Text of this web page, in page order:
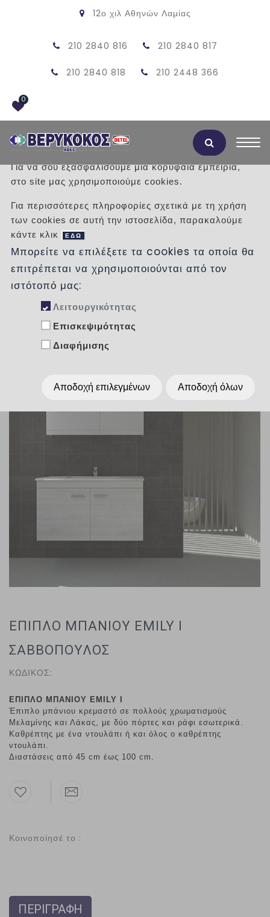
12ο χιλ Αθηνών Λαμίας
210 2840 816 210 2840 817
210 2840 818 210 2448 366
0
ΣΑΒΒΟΠΟΥΛΟΣ
/ Προϊόντα /
ΕΙΔΗ ΥΓΙΕΙΝΗΣ
ΕΠΙΠΛΑ ΜΠΑΝΙΟΥ
ΕΠΙΠΛΟ ΜΠΑΝΙΟΥ EMILY I
ΣΑΒΒΟΠΟΥΛΟΣ
ΚΩΔΙΚΟΣ:
ΕΠΙΠΛΟ ΜΠΑΝΙΟΥ EMILY I
Έπιπλο μπάνιου κρεμαστό σε πολλούς χρωματισμούς
Μελαμίνης και Λάκας, με δύο πόρτες και ράφι εσωτερικά.
Καθρέπτης με ένα ντουλάπι ή και όλος ο καθρέπτης
ντουλάπι.
Διαστάσεις από 45 cm έως 100 cm.
Κοινοποίησέ το :
ΠΕΡΙΓΡΑΦΗ
Αποδοχή Cookies
Για να σου εξασφαλίσουμε μια κορυφαία εμπειρία,
στο site μας χρησιμοποιούμε cookies.
Για περισσότερες πληροφορίες σχετικά με τη χρήση
των cookies σε αυτή την ιστοσελίδα, παρακαλούμε
κάντε κλικ
ΕΔΩ
Μπορείτε να επιλέξετε τα cookies τα οποία θα
επιτρέπεται να χρησιμοποιούνται από τον
ιστότοπό μας:
Λειτουργικότητας
Επισκεψιμότητας
Διαφήμισης
Αποδοχή επιλεγμένων Αποδοχή όλων